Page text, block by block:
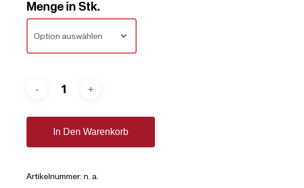
Menge in Stk.
In Den Warenkorb
Artikelnummer:n. a.